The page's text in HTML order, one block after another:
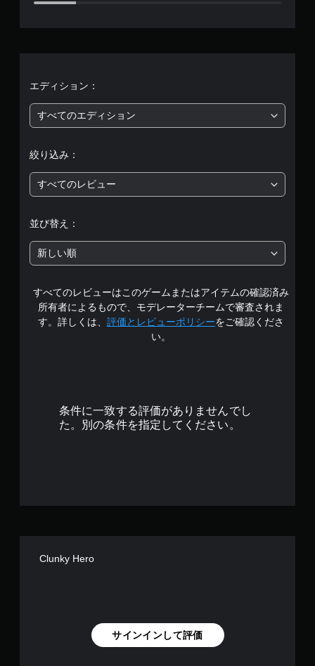
評
は
5
階
中
の
3
エディション：
すべてのエディション
絞り込み：
すべてのレビュー
並び替え：
新しい順
すべてのレビューはこのゲームまたはアイテムの確認済み
所有者によるもので、モデレーターチームで審査されま
す。詳しくは、 評価とレビューポリシーをご確認くださ
い。
条件に一致する評価がありませんでし
た。別の条件を指定してください。
Clunky Hero
サインインして評価